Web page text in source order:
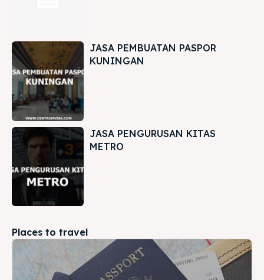
JASA PEMBUATAN PASPOR
KUNINGAN
JASA PENGURUSAN KITAS
METRO
Places to travel